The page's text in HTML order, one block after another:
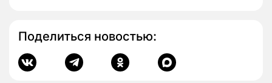
Поделиться новостью: